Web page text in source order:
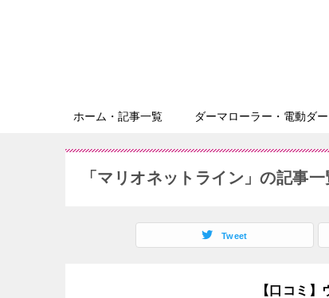
ホーム・記事一覧 ダーマローラー・電動ダ
「マリオネットライン」の記事一
Tweet
【口コミ